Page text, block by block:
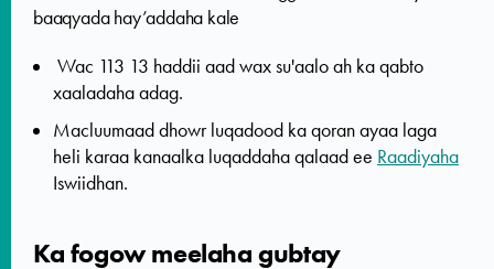
baaqyada hay’addaha kale
Wac 113 13 haddii aad wax su'aalo ah ka qabto
xaaladaha adag.
Macluumaad dhowr luqadood ka qoran ayaa laga
heli karaa kanaalka luqaddaha qalaad ee Raadiyaha
Iswiidhan.
Ka fogow meelaha gubtay